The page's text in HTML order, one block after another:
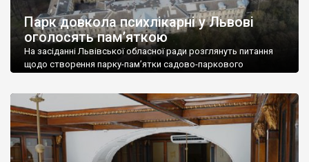
Парк довкола психлікарні у Львові
оголосять пам’яткою
На засіданні Львівської обласної ради розглянуть питання
щодо створення парку-пам’ятки садово-паркового
що довкола Львівської обласної клінічної психіатричної
лікарні. «Територія проєктованого до заповідання об’єкту є
єдиним прикладом медичного закладу в Україні, який
побудовано відповідно до ідеї «міста-саду» Е.Говарда,
принципом якої є закладення комфортних […]